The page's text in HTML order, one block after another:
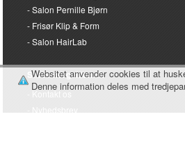
Salon Pernille Bjørn
Frisør Klip & Form
Salon HairLab
Studenterguiden.dk
Kontakt os
Websitet anvender cookies til at
Denne information deles med